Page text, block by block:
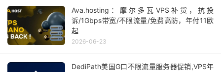
Ava.hosting：摩尔多瓦VPS补货，抗投
诉/1Gbps带宽/不限流量/免费高防，年付11欧
起
2026-06-23
DediPath美国G口不限流量服务器促销,VPS年